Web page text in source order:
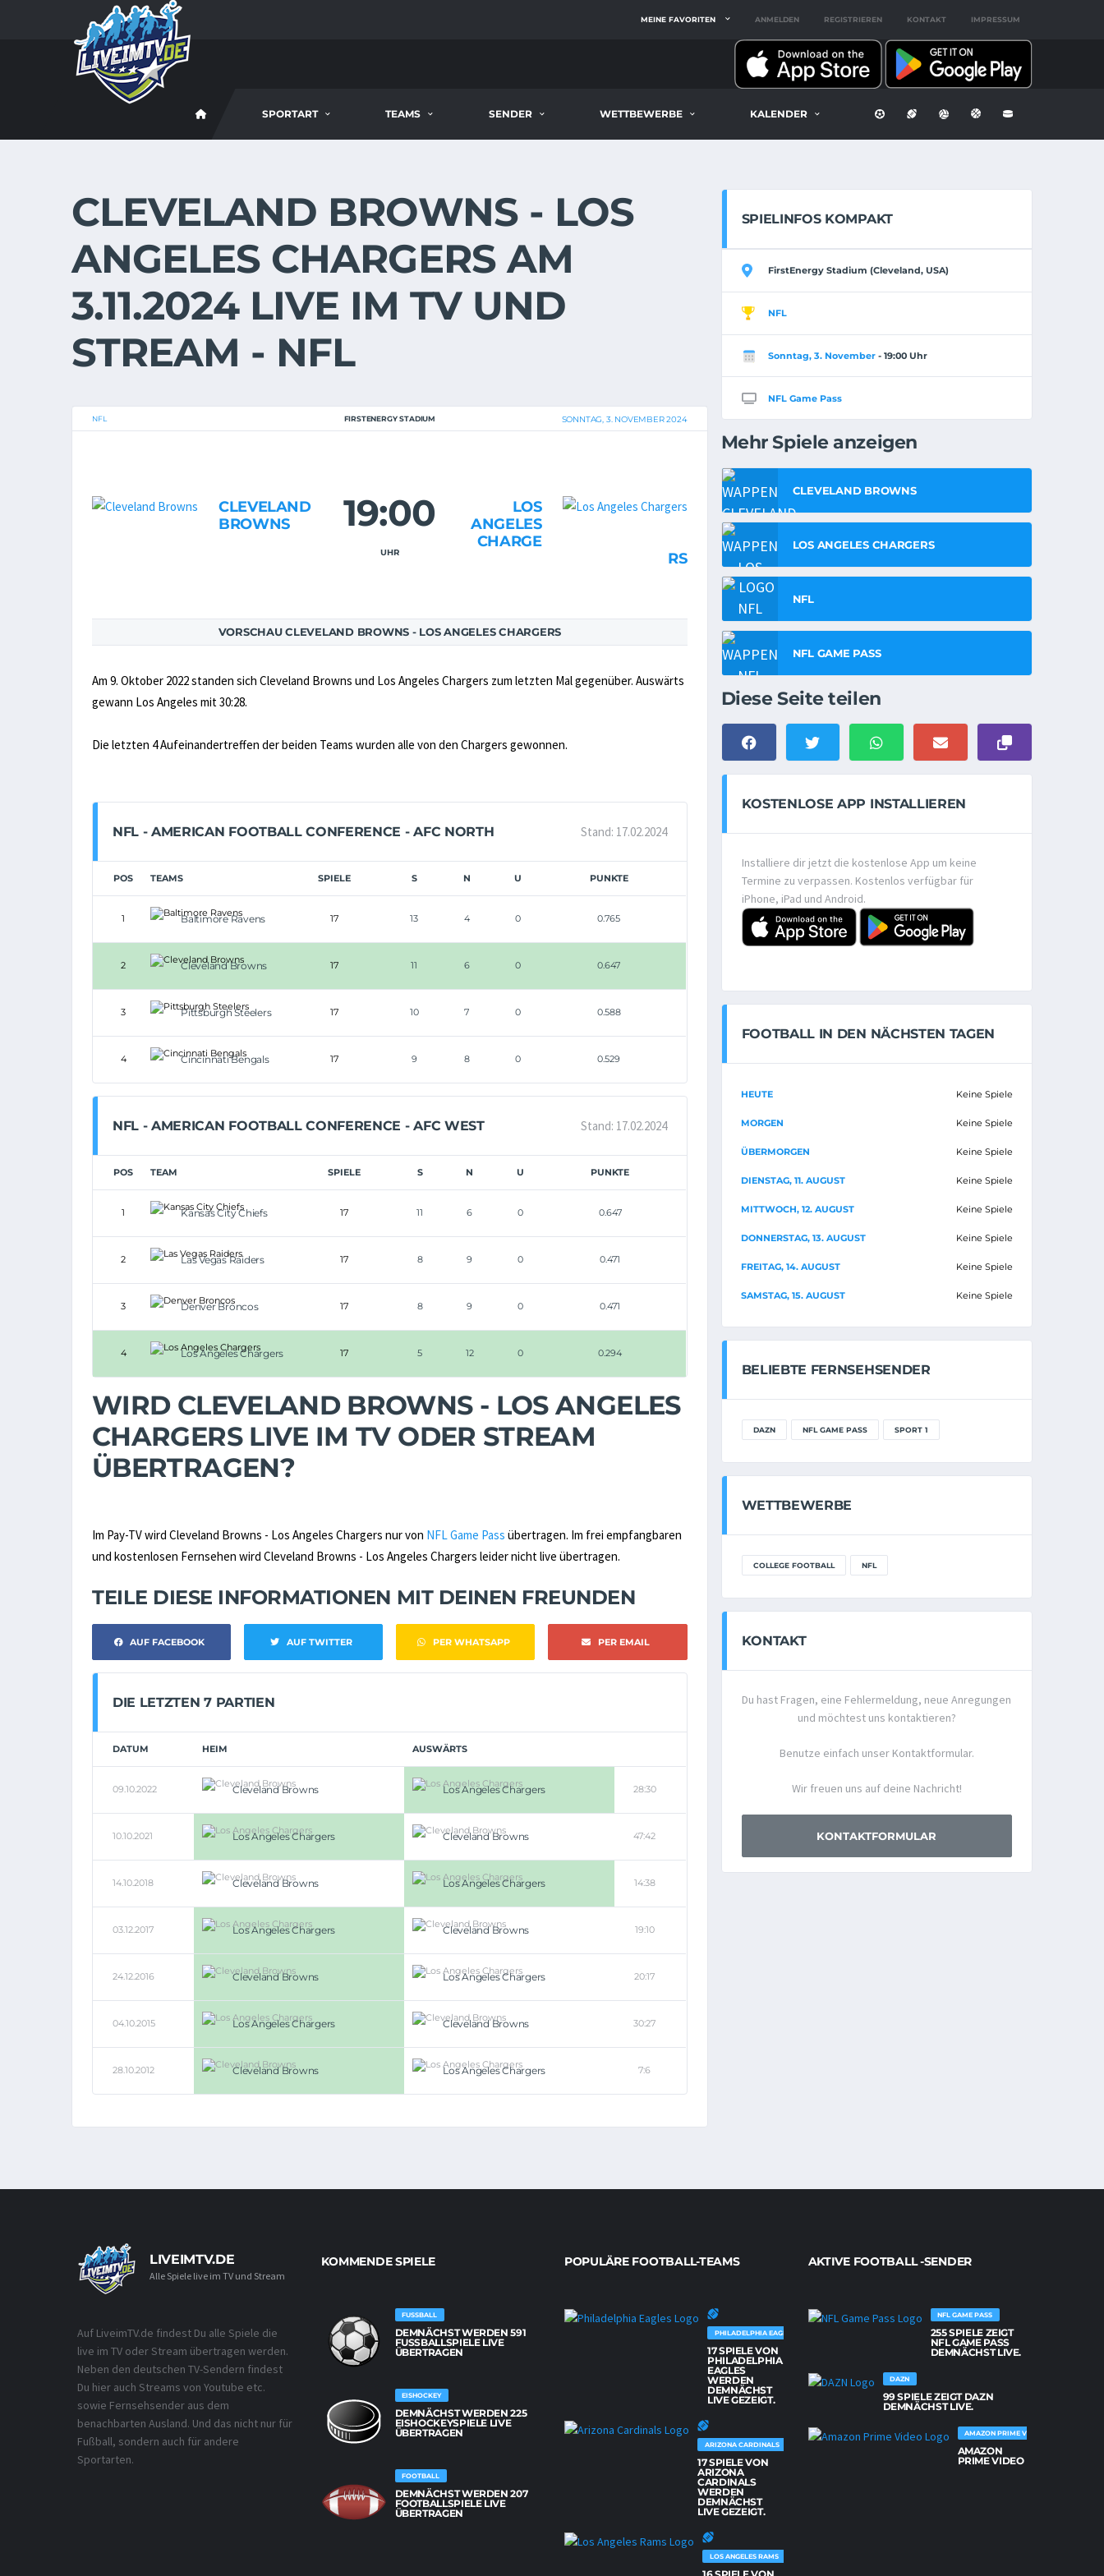
MEINE FAVORITEN ANMELDEN REGISTRIEREN KONTAKT IMPRESSUM
SPORTART TEAMS SENDER WETTBEWERBE KALENDER
CLEVELAND BROWNS - LOS
ANGELES CHARGERS AM
3.11.2024 LIVE IM TV UND
STREAM - NFL
NFL FIRSTENERGY STADIUM SONNTAG, 3. NOVEMBER 2024
CLEVELAND
BROWNS
19:00
UHR
LOS
ANGELES
CHARGE
RS
VORSCHAU CLEVELAND BROWNS - LOS ANGELES CHARGERS
Am 9. Oktober 2022 standen sich Cleveland Browns und Los Angeles Chargers zum letzten Mal gegenüber. Auswärts
gewann Los Angeles mit 30:28.
Die letzten 4 Aufeinandertreffen der beiden Teams wurden alle von den Chargers gewonnen.
NFL - AMERICAN FOOTBALL CONFERENCE - AFC NORTH Stand: 17.02.2024
POS TEAMS SPIELE S N U PUNKTE
1 Baltimore Ravens 17 13 4 0 0.765
2 Cleveland Browns 17 11 6 0 0.647
3 Pittsburgh Steelers 17 10 7 0 0.588
4 Cincinnati Bengals 17 9 8 0 0.529
NFL - AMERICAN FOOTBALL CONFERENCE - AFC WEST Stand: 17.02.2024
POS TEAM SPIELE S N U PUNKTE
1 Kansas City Chiefs 17 11 6 0 0.647
2 Las Vegas Raiders 17 8 9 0 0.471
3 Denver Broncos 17 8 9 0 0.471
4 Los Angeles Chargers 17 5 12 0 0.294
WIRD CLEVELAND BROWNS - LOS ANGELES
CHARGERS LIVE IM TV ODER STREAM
ÜBERTRAGEN?
Im Pay-TV wird Cleveland Browns - Los Angeles Chargers nur von NFL Game Pass übertragen. Im frei empfangbaren
und kostenlosen Fernsehen wird Cleveland Browns - Los Angeles Chargers leider nicht live übertragen.
TEILE DIESE INFORMATIONEN MIT DEINEN FREUNDEN
AUF FACEBOOK AUF TWITTER PER WHATSAPP PER EMAIL
DIE LETZTEN 7 PARTIEN
DATUM HEIM AUSWÄRTS
09.10.2022 Cleveland Browns Los Angeles Chargers 28:30
10.10.2021 Los Angeles Chargers Cleveland Browns 47:42
14.10.2018 Cleveland Browns Los Angeles Chargers 14:38
03.12.2017 Los Angeles Chargers Cleveland Browns 19:10
24.12.2016 Cleveland Browns Los Angeles Chargers 20:17
04.10.2015 Los Angeles Chargers Cleveland Browns 30:27
28.10.2012 Cleveland Browns Los Angeles Chargers 7:6
SPIELINFOS KOMPAKT
FirstEnergy Stadium (Cleveland, USA)
NFL
Sonntag, 3. November- 19:00 Uhr
NFL Game Pass
Mehr Spiele anzeigen
CLEVELAND BROWNS
LOS ANGELES CHARGERS
NFL
NFL GAME PASS
Diese Seite teilen
KOSTENLOSE APP INSTALLIEREN
Installiere dir jetzt die kostenlose App um keine
Termine zu verpassen. Kostenlos verfügbar für
iPhone, iPad und Android.
FOOTBALL IN DEN NÄCHSTEN TAGEN
HEUTE Keine Spiele
MORGEN Keine Spiele
ÜBERMORGEN Keine Spiele
DIENSTAG, 11. AUGUST Keine Spiele
MITTWOCH, 12. AUGUST Keine Spiele
DONNERSTAG, 13. AUGUST Keine Spiele
FREITAG, 14. AUGUST Keine Spiele
SAMSTAG, 15. AUGUST Keine Spiele
BELIEBTE FERNSEHSENDER
DAZN NFL GAME PASS SPORT 1
WETTBEWERBE
COLLEGE FOOTBALL NFL
KONTAKT
Du hast Fragen, eine Fehlermeldung, neue Anregungen
und möchtest uns kontaktieren?
Benutze einfach unser Kontaktformular.
Wir freuen uns auf deine Nachricht!
KONTAKTFORMULAR
LIVEIMTV.DE
Alle Spiele live im TV und Stream
Auf LiveimTV.de findest Du alle Spiele die
live im TV oder Stream übertragen werden.
Neben den deutschen TV-Sendern findest
Du hier auch Streams von Youtube etc.
sowie Fernsehsender aus dem
benachbarten Ausland. Und das nicht nur für
Fußball, sondern auch für andere
Sportarten.
KOMMENDE SPIELE
FUSSBALL
DEMNÄCHST WERDEN 591
FUSSBALLSPIELE LIVE Ü
BERTRAGEN
EISHOCKEY
DEMNÄCHST WERDEN 225
EISHOCKEYSPIELE LIVE
ÜBERTRAGEN
FOOTBALL
DEMNÄCHST WERDEN 207
FOOTBALLSPIELE LIVE
ÜBERTRAGEN
POPULÄRE FOOTBALL-TEAMS
PHILADELPHIA EAGLES
17 SPIELE VON
PHILADELPHIA
EAGLES
WERDEN
DEMNÄCHST
LIVE GEZEIGT.
ARIZONA CARDINALS
17 SPIELE VON
ARIZONA
CARDINALS
WERDEN
DEMNÄCHST
LIVE GEZEIGT.
LOS ANGELES RAMS
AKTIVE FOOTBALL -SENDER
NFL GAME PASS
255 SPIELE ZEIGT
NFL GAME PASS
DEMNÄCHST LIVE.
DAZN
99 SPIELE ZEIGT DAZN
DEMNÄCHST LIVE.
AMAZON PRIME VIDEO
AMAZON
PRIME VIDEO